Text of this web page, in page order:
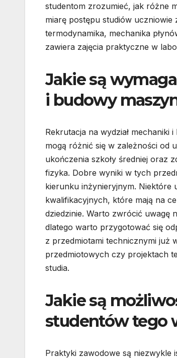
studentom zrozumieć, jak różne
miarę postępu studiów uczniowie
termodynamika, mechanika
zawiera zajęcia praktyczne w
Jakie są
i budowy
Rekrutacja na wydział
mogą różnić się w zależności od
ukończenia szkoły średniej oraz
fizyka. Dobre wyniki w tych
kierunku inżynieryjnym. Niektóre
kwalifikacyjnych, które mają na
dziedzinie. Warto zwrócić uwagę
dlatego warto przygotować się
z przedmiotami technicznymi już
przedmiotowych czy projektach
studia.
Jakie są
studentów tego
Praktyki zawodowe są niezwykle